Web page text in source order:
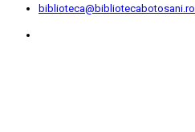
biblioteca@bibliotecabotosani.ro